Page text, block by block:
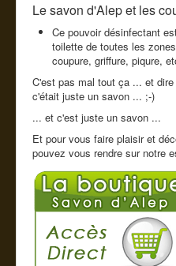
Le savon d'Alep et les
Ce pouvoir désinfectant
toilette de toutes les
coupure, griffure, piqure,
C'est pas mal tout ça ... et
c'était juste un savon ... ;-)
... et c'est juste un savon ...
Et pour vous faire plaisir et
pouvez vous rendre sur notre